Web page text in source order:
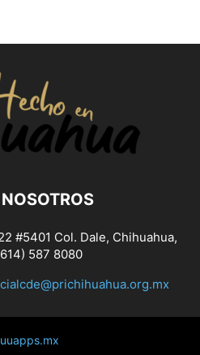
#5401 Col. Dale, Chihuahua,
587 8080